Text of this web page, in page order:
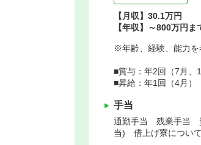
【月収】30.1万円
【年収】～800万円ま
※年齢、経験、能力を
■賞与：年2回（7月、
■昇給：年1回（4月）
手当
通勤手当 残業手当
当) 借上げ寮について